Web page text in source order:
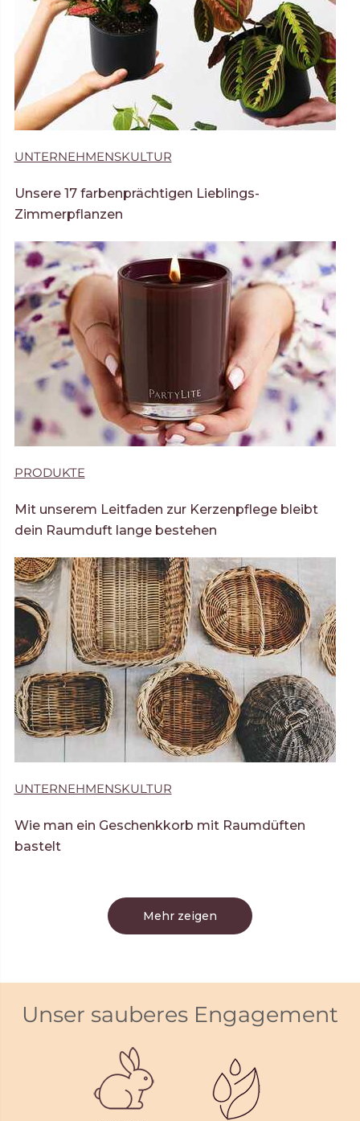
UNTERNEHMENSKULTUR
Unsere 17 farbenprächtigen Lieblings-
Zimmerpflanzen
PRODUKTE
Mit unserem Leitfaden zur Kerzenpflege bleibt
dein Raumduft lange bestehen
UNTERNEHMENSKULTUR
Wie man ein Geschenkkorb mit Raumdüften
bastelt
Mehr zeigen
Unser sauberes Engagement